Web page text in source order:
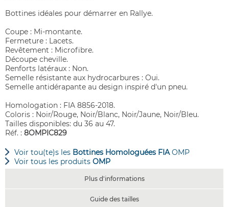
Bottines idéales pour démarrer en Rallye.
Coupe : Mi-montante.
Fermeture : Lacets.
Revêtement : Microfibre.
Découpe cheville.
Renforts latéraux : Non.
Semelle résistante aux hydrocarbures : Oui.
Semelle antidérapante au design inspiré d'un pneu.
Homologation : FIA 8856-2018.
Coloris : Noir/Rouge, Noir/Blanc, Noir/Jaune, Noir/Bleu.
Tailles disponibles: du 36 au 47.
Réf. : 8OMPIC829
Voir tou(te)s les Bottines Homologuées FIAOMP
Voir tous les produits OMP
Plus d'informations
Guide des tailles